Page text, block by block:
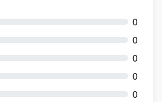
0
0
0
0
0